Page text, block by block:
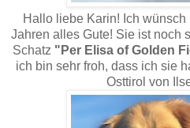
Hallo liebe Karin! Ich
Jahren alles Gute! Sie ist noch
Schatz "Per Elisa of Golden
ich bin sehr froh, dass ich sie
Osttirol von